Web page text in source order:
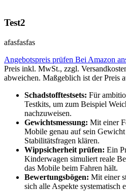
Test2
afasfasfas
Angebotspreis prüfen Bei Amazon
Preis inkl. MwSt., zzgl.
abweichen. Maßgeblich ist der Preis
Schadstofftestsets: Für
Testkits, um zum Beispiel
nachzuweisen.
Gewichtsmessung: Mit einer
Mobile genau auf sein
Stabilitätsfragen klären.
Wippsicherheit prüfen: Ein
Kinderwagen simuliert reale
das Mobile beim Fahren hält.
Bewertungsbögen: Mit einer
sich alle Aspekte systematisch